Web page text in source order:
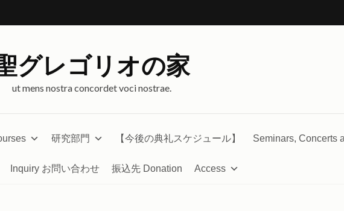
グレゴリオの家
ut mens nostra concordet voci nostrae.
研究部門 【今後の典礼スケジュール】 Seminars, Concerts
Inquiry お問い合わせ 振込先 Donation Access